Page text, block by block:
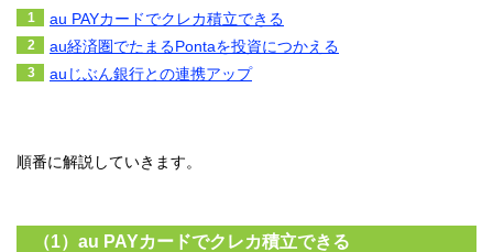
au PAYカードでクレカ積立できる
au経済圏でたまるPontaを投資につかえる
auじぶん銀行との連携アップ
順番に解説していきます。
（1）au PAYカードでクレカ積立できる